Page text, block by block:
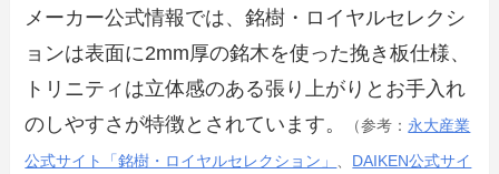
メーカー公式情報では、銘樹・ロイヤルセレクシ
ョンは表面に2mm厚の銘木を使った挽き板仕様、
トリニティは立体感のある張り上がりとお手入れ
のしやすさが特徴とされています。
（参考： 永大産業
公式サイト「銘樹・ロイヤルセレクション」
DAIKEN公式サイ